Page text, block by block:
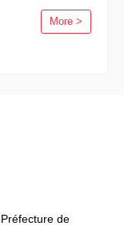
More >
Préfecture de